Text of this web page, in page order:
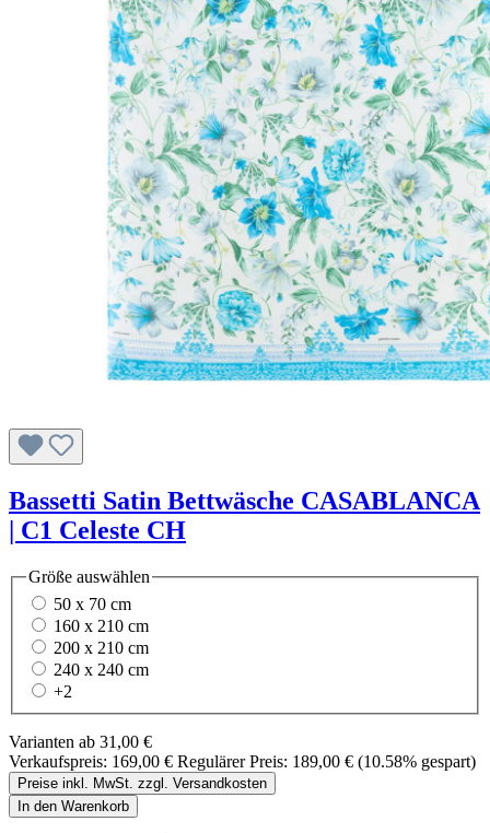
Bassetti Satin Bettwäsche CASABLANCA
| C1 Celeste CH
Größe auswählen
50 x 70 cm
160 x 210 cm
200 x 210 cm
240 x 240 cm
+2
Varianten ab 31,00 €
Verkaufspreis: 169,00 € Regulärer Preis: 189,00 € (10.58% gespart)
Preise inkl. MwSt. zzgl. Versandkosten
In den Warenkorb